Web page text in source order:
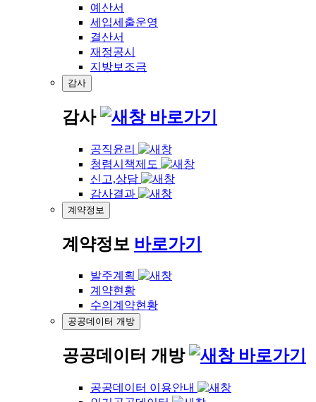
예산서
세입세출운영
결산서
재정공시
지방보조금
감사
감사 바로가기
공직윤리
청렴시책제도
신고,상담
감사결과
계약정보
계약정보 바로가기
발주계획
계약현황
수의계약현황
공공데이터 개방
공공데이터 개방 바로가기
공공데이터 이용안내